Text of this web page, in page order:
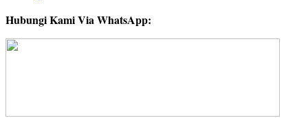
Hubungi Kami Via WhatsApp: